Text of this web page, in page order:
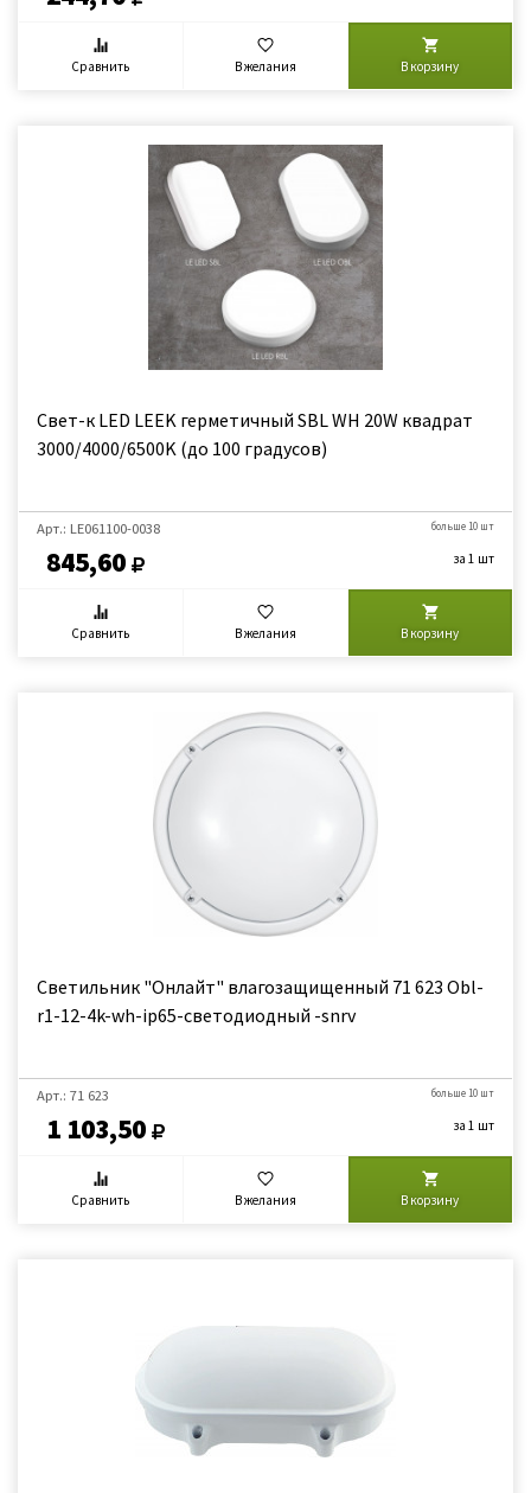
Сравнить В желания В корзину
Свет-к LED LEEK герметичный SBL WH 20W квадрат
3000/4000/6500K (до 100 градусов)
Арт.: LE061100-0038
845,60
больше 10 шт
за 1 шт
Сравнить В желания В корзину
Светильник "Онлайт" влагозащищенный 71 623 Obl-
r1-12-4k-wh-ip65-светодиодный -snrv
Арт.: 71 623
1 103,50
больше 10 шт
за 1 шт
Сравнить В желания В корзину